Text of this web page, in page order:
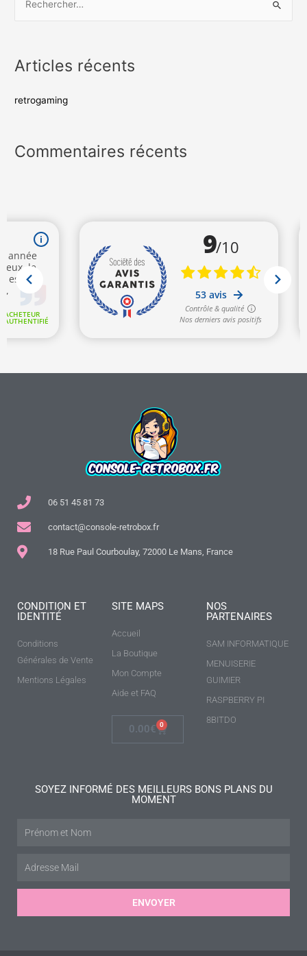
Articles récents
retrogaming
Commentaires récents
06 51 45 81 73
contact@console-retrobox.fr
18 Rue Paul Courboulay, 72000 Le Mans, France
CONDITION ET
IDENTITÉ
Conditions
Générales de Vente
Mentions Légales
SITE MAPS
Accueil
La Boutique
Mon Compte
Aide et FAQ
0.00€ 0
NOS
PARTENAIRES
SAM INFORMATIQUE
MENUISERIE
GUIMIER
RASPBERRY PI
8BITDO
SOYEZ INFORMÉ DES MEILLEURS BONS PLANS DU
MOMENT
ENVOYER